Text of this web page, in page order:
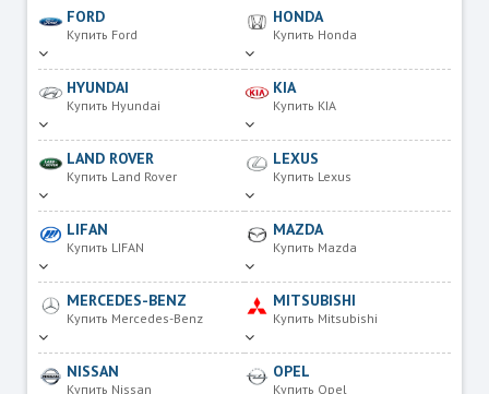
FORD
Купить Ford
HONDA
Купить Honda
HYUNDAI
Купить Hyundai
KIA
Купить KIA
LAND ROVER
Купить Land Rover
LEXUS
Купить Lexus
LIFAN
Купить LIFAN
MAZDA
Купить Mazda
MERCEDES-BENZ
Купить Mercedes-Benz
MITSUBISHI
Купить Mitsubishi
NISSAN
Купить Nissan
OPEL
Купить Opel